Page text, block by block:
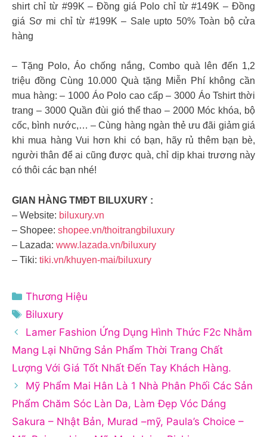
shirt chỉ từ #99K – Đồng giá Polo chỉ từ #149K – Đồng
giá Sơ mi chỉ từ #199K – Sale upto 50% Toàn bộ cửa
hàng
– Tặng Polo, Áo chống nắng, Combo quà lên đến 1,2
triệu đồng Cùng 10.000 Quà tặng Miễn Phí không cần
mua hàng: – 1000 Áo Polo cao cấp – 3000 Áo Tshirt thời
trang – 3000 Quần đùi gió thể thao – 2000 Móc khóa, bộ
cốc, bình nước,… – Cùng hàng ngàn thẻ ưu đãi giảm giá
khi mua hàng Vui hơn khi có bạn, hãy rủ thêm bạn bè,
người thân để ai cũng được quà, chỉ dịp khai trương này
có thôi các bạn nhé!
GIAN HÀNG TMĐT BILUXURY :
– Website: biluxury.vn
– Shopee: shopee.vn/thoitrangbiluxury
– Lazada: www.lazada.vn/biluxury
– Tiki: tiki.vn/khuyen-mai/biluxury
Danh
mục
Thương Hiệu
Thẻ
Biluxury
Lamer Fashion Ứng Dụng Hình Thức F2c Nhằm
Mang Lại Những Sản Phẩm Thời Trang Chất
Lượng Với Giá Tốt Nhất Đến Tay Khách Hàng.
Mỹ Phẩm Mai Hân Là 1 Nhà Phân Phối Các Sản
Phẩm Chăm Sóc Làn Da, Làm Đẹp Vóc Dáng
Sakura – Nhật Bản, Murad –mỹ, Paula’s Choice –